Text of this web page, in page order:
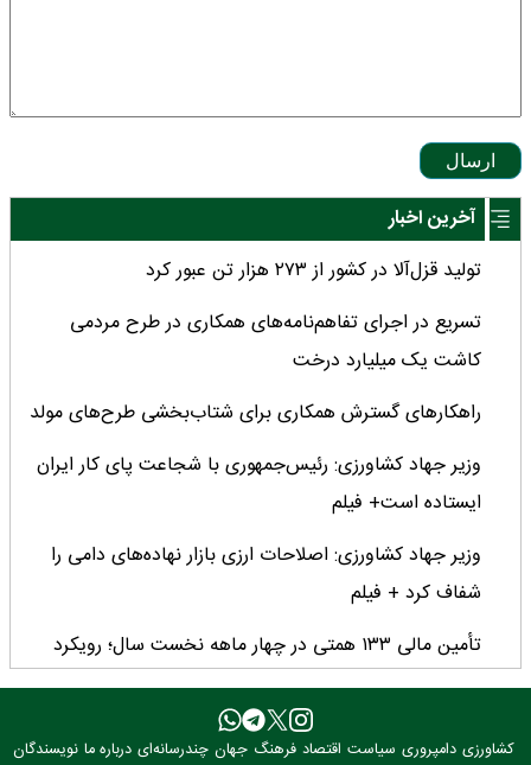
ارسال
آخرین اخبار
تولید قزل‌آلا در کشور از ۲۷۳ هزار تن عبور کرد
تسریع در اجرای تفاهم‌نامه‌های همکاری در طرح مردمی
کاشت یک میلیارد درخت
راهکارهای گسترش همکاری برای شتاب‌بخشی طرح‌های مولد
وزیر جهاد کشاورزی: رئیس‌جمهوری با شجاعت پای کار ایران
ایستاده است+ فیلم
وزیر جهاد کشاورزی: اصلاحات ارزی بازار نهاده‌های دامی را
شفاف کرد + فیلم
تأمین مالی ۱۳۳ همتی در چهار ماهه نخست سال؛ رویکرد
هدفمند بانک کشاورزی برای تضمین امنیت غذایی
فراخوان بین‌المللی فائو برای طراحی پوستر روز جهانی غذاکشاورزی دامپروری سیاست اقتصاد فرهنگ جهان چندرسانه‌ای درباره ما نویسندگان